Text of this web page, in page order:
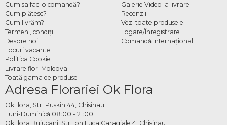
Cum sa faci o comandă?
Cum plătesc?
Cum livrăm?
Termeni, condiţii
Despre noi
Locuri vacante
Politica Cookie
Livrare flori Moldova
Toată gama de produse
Galerie Video la livrare
Recenzii
Vezi toate produsele
Logare/Înregistrare
Comandă Internațional
Adresa Florariei Ok Flora
OkFlora, Str. Puskin 44, Chisinau
Luni-Duminică 08:00 - 21:00
OkFlora Buiucani, Str. Ion Luca Caragiale 4, Chisinau